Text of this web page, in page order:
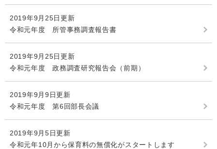
2019年9月25日更新
令和元年度 所管事務調査報告書
2019年9月25日更新
令和元年度 政務調査研究報告会（前期）
2019年9月9日更新
令和元年度 第6回部長会議
2019年9月5日更新
令和元年10月から保育料の無償化がスタートします